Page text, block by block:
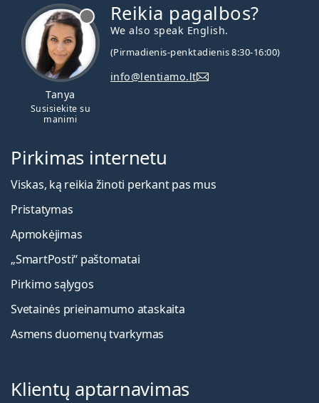
Tanya
Susisiekite su
manimi
Reikia pagalbos?
We also speak English.
(Pirmadienis-penktadienis 8:30-16:00)
info@lentiamo.lt
Pirkimas internetu
Viskas, ką reikia žinoti perkant pas mus
Pristatymas
Apmokėjimas
„SmartPosti“ paštomatai
Pirkimo sąlygos
Svetainės prieinamumo ataskaita
Asmens duomenų tvarkymas
Klientų aptarnavimas